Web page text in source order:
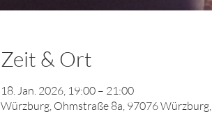
Zeit & Ort
18. Jan. 2026, 19:00 – 21:00
Würzburg, Ohmstraße 8a, 97076